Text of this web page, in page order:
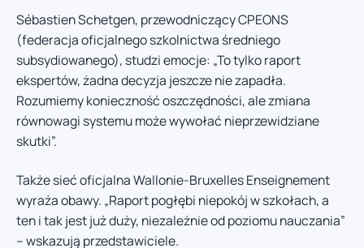
Sébastien Schetgen, przewodniczący CPEONS
(federacja oficjalnego szkolnictwa średniego
subsydiowanego), studzi emocje: „To tylko raport
ekspertów, żadna decyzja jeszcze nie zapadła.
Rozumiemy konieczność oszczędności, ale zmiana
równowagi systemu może wywołać nieprzewidziane
skutki”.
Także sieć oficjalna Wallonie-Bruxelles Enseignement
wyraża obawy. „Raport pogłębi niepokój w szkołach, a
ten i tak jest już duży, niezależnie od poziomu nauczania”
– wskazują przedstawiciele.